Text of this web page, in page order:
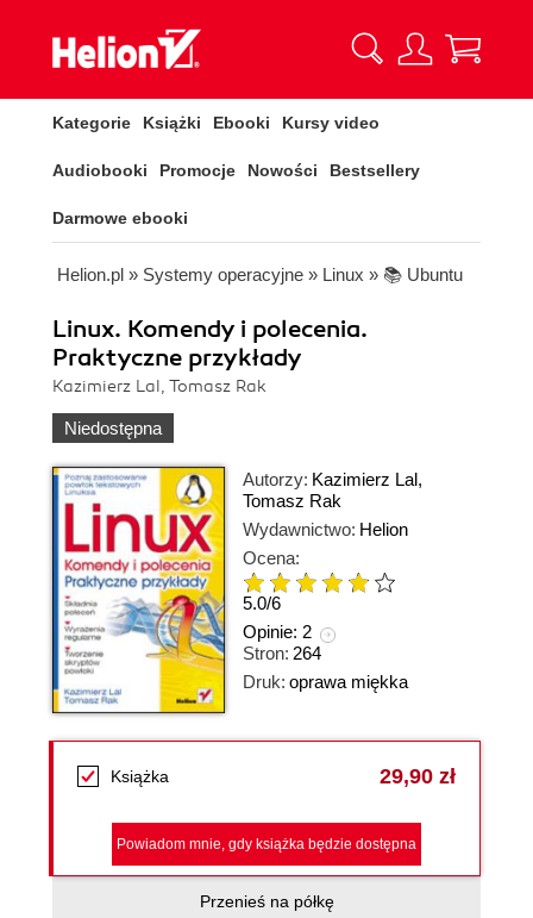
Kategorie Książki Ebooki Kursy video
Audiobooki Promocje Nowości Bestsellery
Darmowe ebooki
Helion.pl » Systemy operacyjne » Linux » 📚 Ubuntu
Linux. Komendy i polecenia.
Praktyczne przykłady
Kazimierz Lal, Tomasz Rak
Niedostępna
Autorzy: Kazimierz Lal,
Tomasz Rak
Wydawnictwo: Helion
Ocena:
5.0/6
Opinie: 2
Stron: 264
Druk: oprawa miękka
Książka 29,90 zł
Powiadom mnie, gdy książka będzie dostępna
Przenieś na półkę